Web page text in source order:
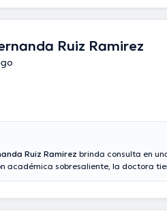
Ruiz Ramirez
Ruiz Ramirez brinda consulta en
académica sobresaliente, la doctora